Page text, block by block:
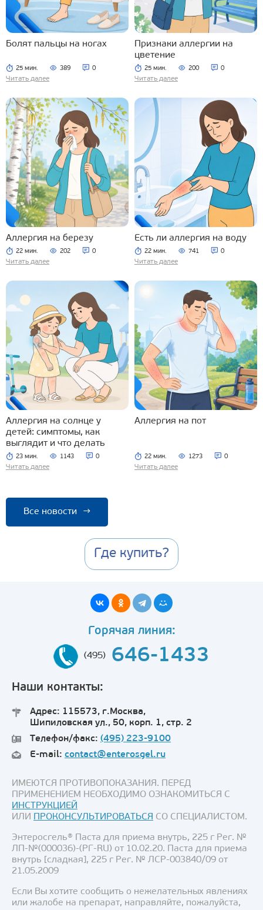
Болят пальцы на ногах
25 мин. 389 0
Читать далее
Признаки аллергии на
цветение
25 мин. 200 0
Читать далее
Аллергия на березу
22 мин. 202 0
Читать далее
Есть ли аллергия на воду
22 мин. 741 0
Читать далее
Аллергия на солнце у
детей: симптомы, как
выглядит и что делать
23 мин. 1143 0
Читать далее
Аллергия на пот
22 мин. 1273 0
Читать далее
Все новости →
Где купить?
Горячая линия:
(495) 646-1433
Наши контакты:
Адрес: 115573, г.Москва,
Шипиловская ул., 50, корп. 1, стр. 2
Телефон/факс: (495) 223-9100
E-mail: contact@enterosgel.ru
ИМЕЮТСЯ ПРОТИВОПОКАЗАНИЯ. ПЕРЕД
ПРИМЕНЕНИЕМ НЕОБХОДИМО ОЗНАКОМИТЬСЯ С
ИНСТРУКЦИЕЙ
ИЛИ ПРОКОНСУЛЬТИРОВАТЬСЯ СО СПЕЦИАЛИСТОМ.
Энтеросгель® Паста для приема внутрь, 225 г Рег. №
ЛП-№(000036)-(РГ-RU) от 10.02.20. Паста для приема
внутрь [сладкая], 225 г Рег. № ЛСР-003840/09 от
21.05.2009
Если Вы хотите сообщить о нежелательных явлениях
или жалобе на препарат, направляйте, пожалуйста,